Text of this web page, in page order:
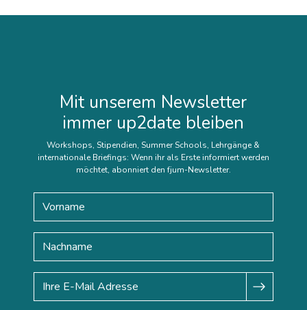
Mit unserem Newsletter
immer up2date bleiben
Workshops, Stipendien, Summer Schools, Lehrgänge &
internationale Briefings: Wenn ihr als Erste informiert werden
möchtet, abonniert den fjum-Newsletter.